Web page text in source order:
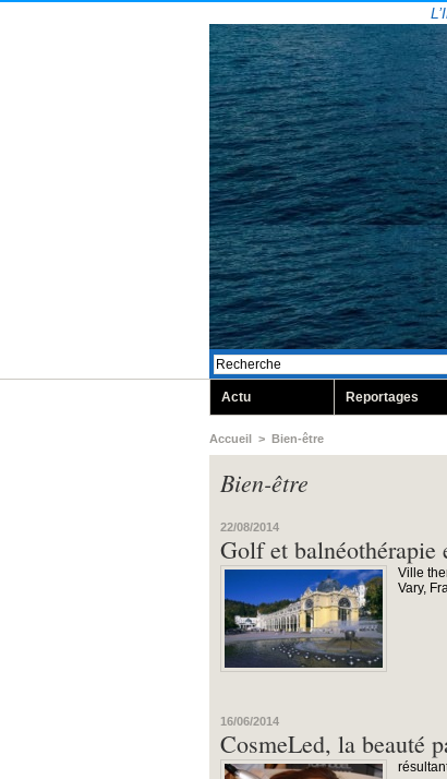
Actu Reportages
Accueil > Bien-être
Bien-être
22/08/2014
Golf et balnéothérapie
Ville
Vary,
16/06/2014
CosmeLed, la beauté